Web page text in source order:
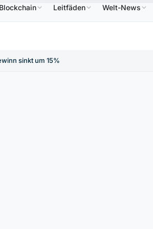
586,64 $↑2.10% USDCUSDC0,9995 $↑0.00% XRP
Blockchain Leitfäden Welt-News
sinkt um 15%